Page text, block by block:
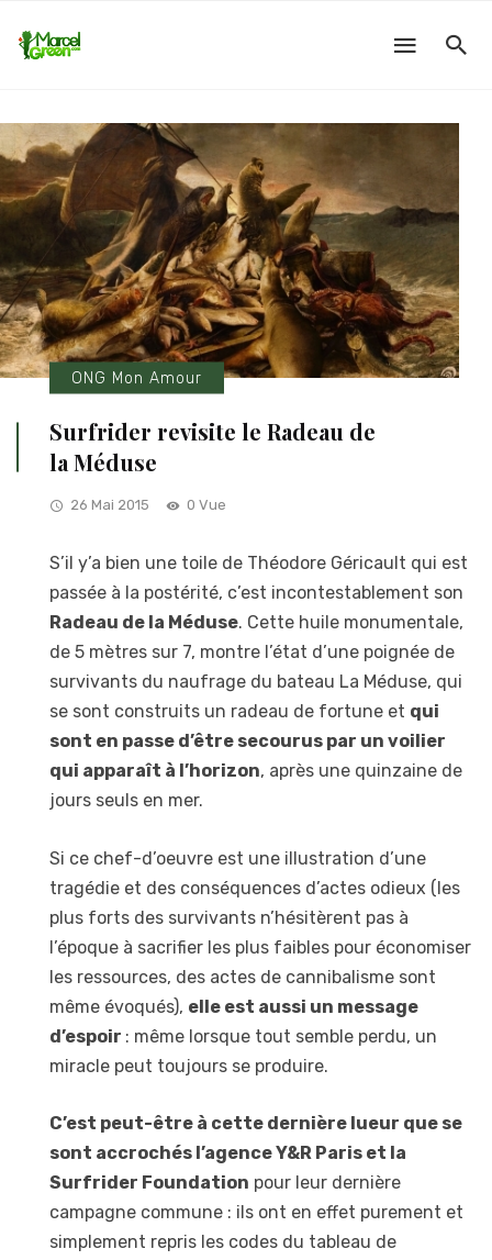
ONG Mon Amour
Surfrider revisite le Radeau de
la Méduse
26 Mai 2015 0 Vue
S’il y’a bien une toile de Théodore Géricault qui est
passée à la postérité, c’est incontestablement son
Radeau de la Méduse. Cette huile monumentale,
de 5 mètres sur 7, montre l’état d’une poignée de
survivants du naufrage du bateau La Méduse, qui
se sont construits un radeau de fortune et qui
sont en passe d’être secourus par un voilier
qui apparaît à l’horizon, après une quinzaine de
jours seuls en mer.
Si ce chef-d’oeuvre est une illustration d’une
tragédie et des conséquences d’actes odieux (les
plus forts des survivants n’hésitèrent pas à
l’époque à sacrifier les plus faibles pour économiser
les ressources, des actes de cannibalisme sont
même évoqués), elle est aussi un message
d’espoir : même lorsque tout semble perdu, un
miracle peut toujours se produire.
C’est peut-être à cette dernière lueur que se
sont accrochés l’agence Y&R Paris et la
Surfrider Foundation pour leur dernière
campagne commune : ils ont en effet purement et
simplement repris les codes du tableau de